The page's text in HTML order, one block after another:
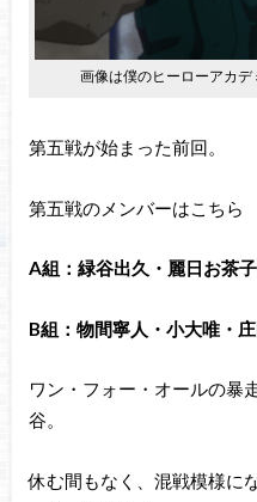
画像は僕のヒーローアカ
第五戦が始まった前回。
第五戦のメンバーはこちら
A組：緑谷出久・麗日お茶
B組：物間寧人・小大唯・
ワン・フォー・オールの暴
谷。
休む間もなく、混戦模様に